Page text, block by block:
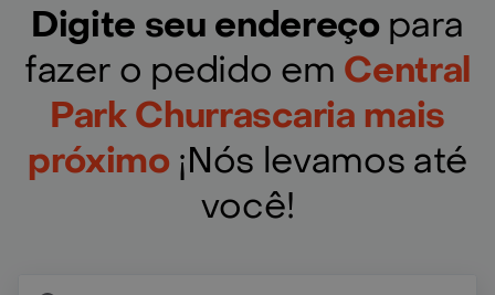
Digite seu endereço para
fazer o pedido em Central
Park Churrascaria mais
próximo ¡Nós levamos até
você!